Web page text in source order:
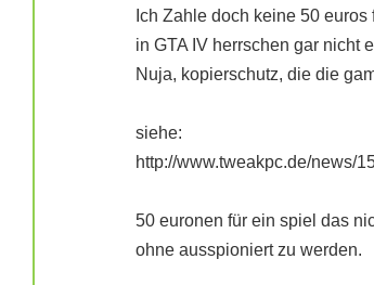
Ich Zahle doch keine 50
in GTA IV herrschen gar nicht
Nuja, kopierschutz, die die
siehe:
http://www.tweakpc.de/news/
50 euronen für ein spiel das
ohne ausspioniert zu werden.